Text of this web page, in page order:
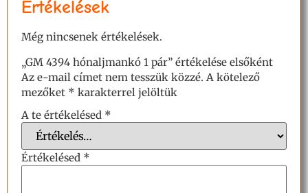
Értékelések
Még nincsenek értékelések.
„GM 4394 hónaljmankó 1 pár” értékelése elsőként
Az e-mail címet nem tesszük közzé. A kötelező
mezőket * karakterrel jelöltük
A te értékelésed *
Értékelésed *